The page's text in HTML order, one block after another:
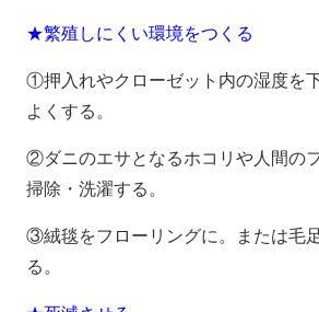
★繁殖しにくい環境をつくる
①押入れやクローゼット内の湿度を
よくする。
②ダニのエサとなるホコリや人間の
掃除・洗濯する。
③絨毯をフローリングに。または毛
る。